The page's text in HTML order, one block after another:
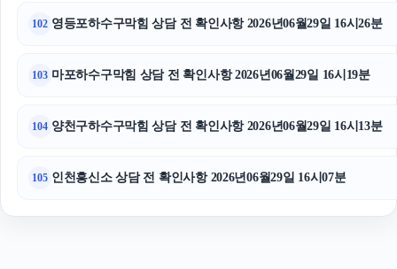
102 영등포하수구막힘 상담 전 확인사항 2026년06월29일 16시26분
103 마포하수구막힘 상담 전 확인사항 2026년06월29일 16시19분
104 양천구하수구막힘 상담 전 확인사항 2026년06월29일 16시13분
105 인천흥신소 상담 전 확인사항 2026년06월29일 16시07분